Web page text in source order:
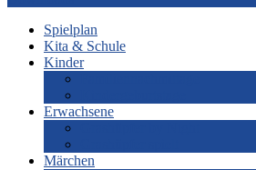
Spielplan
Kita & Schule
Kinder
Erwachsene
Märchen